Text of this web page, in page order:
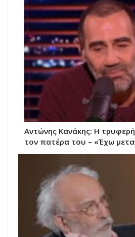
Αντώνης Κανάκης: Η
τον πατέρα του – «Έχω